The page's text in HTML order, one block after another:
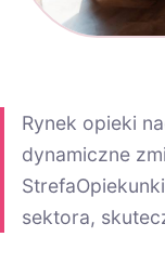
Rynek opieki
dynamiczne
sektora,